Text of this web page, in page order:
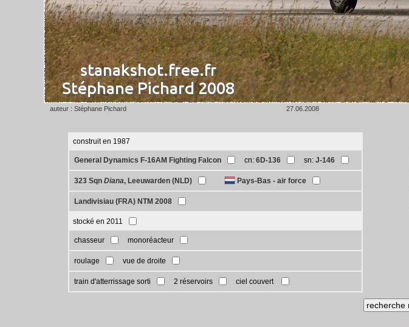
auteur : Stéphane Pichard 27.06.2008
construit en 1987
General Dynamics F-16AM Fighting Falcon cn:6D-136 sn:J-146
323 SqnDiana, Leeuwarden (NLD) Pays-Bas - air force
Landivisiau (FRA) NTM 2008
stocké en 2011
chasseur monoréacteur
roulage vue de droite
train d'atterrissage sorti 2 réservoirs ciel couvert